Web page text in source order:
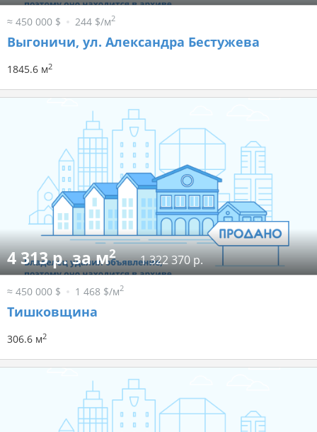
≈ 450 000 $ 244 $/м2
Выгоничи, ул. Александра Бестужева
1845.6 м2
4 313 р. за м2 1 322 370 р.
≈ 450 000 $ 1 468 $/м2
Тишковщина
306.6 м2